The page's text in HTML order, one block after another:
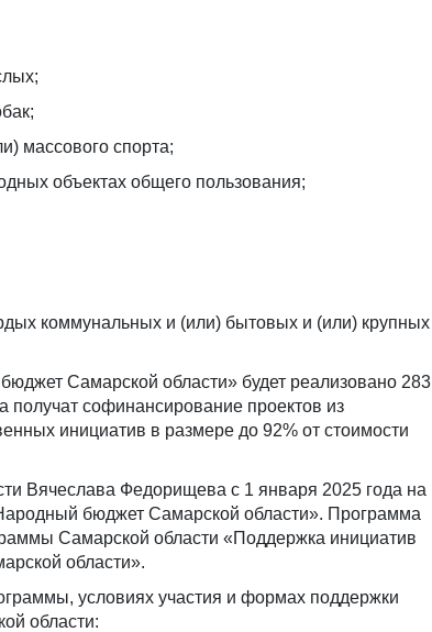
массового спорта;
объектах общего пользования;
коммунальных и (или) бытовых и (или) крупных
Самарской области» будет реализовано 283
получат софинансирование проектов из
инициатив в размере до 92% от стоимости
Вячеслава Федорищева с 1 января 2025 года на
бюджет Самарской области». Программа
Самарской области «Поддержка инициатив
области».
условиях участия и формах поддержки
области: